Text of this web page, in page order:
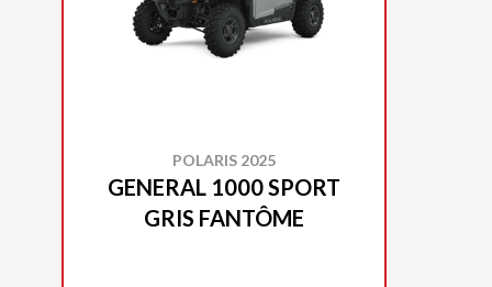
POLARIS 2025
GENERAL 1000 SPORT
GRIS FANTÔME